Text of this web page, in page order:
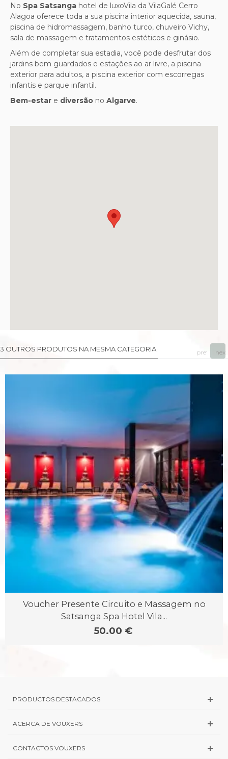
No Spa Satsanga hotel de luxoVila da VilaGalé Cerro
Alagoa oferece toda a sua piscina interior aquecida, sauna,
piscina de hidromassagem, banho turco, chuveiro Vichy,
sala de massagem e tratamentos estéticos e ginásio.
Além de completar sua estadia, você pode desfrutar dos
jardins bem guardados e estações ao ar livre, a piscina
exterior para adultos, a piscina exterior com escorregas
infantis e parque infantil.
Bem-estar e diversão no Algarve.
3 OUTROS PRODUTOS NA MESMA CATEGORIA:
Voucher Presente Circuito e Massagem no
Satsanga Spa Hotel Vila...
50.00 €
prev next
PRODUCTOS DESTACADOS
ACERCA DE VOUXERS
CONTACTOS VOUXERS